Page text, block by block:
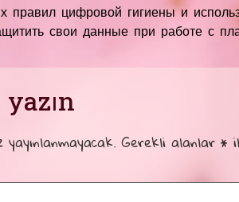
цифровой гигиены и
свои данные при работе с
Gerekli alanlar *